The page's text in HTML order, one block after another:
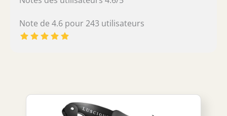
Note de 4.6 pour 243 utilisateurs